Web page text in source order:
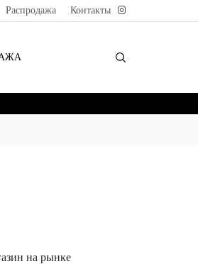
Распродажа Контакты
на рынке